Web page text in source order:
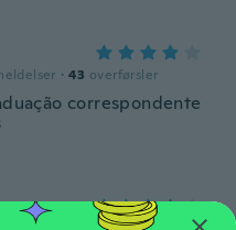
· 43 overførsler
correspondente